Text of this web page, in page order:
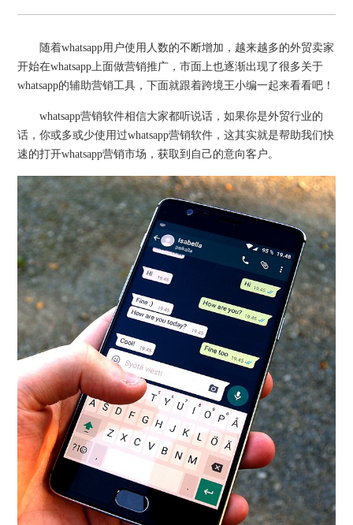
随着whatsapp用户使用人数的不断增加，越来越多的外贸卖家
开始在whatsapp上面做营销推广，市面上也逐渐出现了很多关于
whatsapp的辅助营销工具，下面就跟着跨境王小编一起来看看吧！
whatsapp营销软件相信大家都听说话，如果你是外贸行业的
话，你或多或少使用过whatsapp营销软件，这其实就是帮助我们快
速的打开whatsapp营销市场，获取到自己的意向客户。